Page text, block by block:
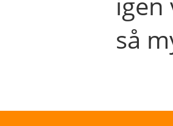
så